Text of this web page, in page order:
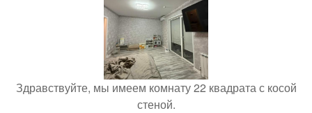
Здравствуйте, мы имеем комнату 22 квадрата с косой
стеной.